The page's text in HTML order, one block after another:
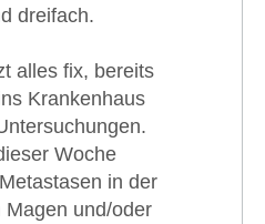
dreifach.
alles fix, bereits
Krankenhaus
Woche
in der
Magen und/oder